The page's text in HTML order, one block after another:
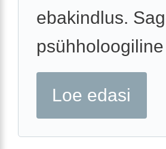
ebakindlus.
psühholoogiline
Loe edasi